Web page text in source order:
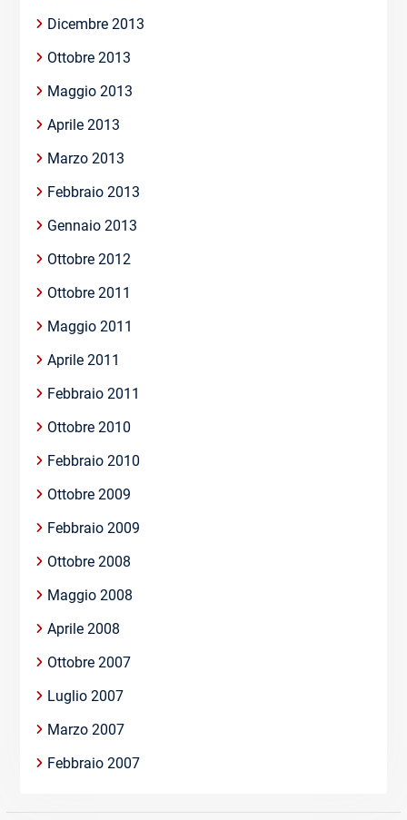
Dicembre 2013
Ottobre 2013
Maggio 2013
Aprile 2013
Marzo 2013
Febbraio 2013
Gennaio 2013
Ottobre 2012
Ottobre 2011
Maggio 2011
Aprile 2011
Febbraio 2011
Ottobre 2010
Febbraio 2010
Ottobre 2009
Febbraio 2009
Ottobre 2008
Maggio 2008
Aprile 2008
Ottobre 2007
Luglio 2007
Marzo 2007
Febbraio 2007